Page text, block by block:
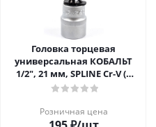
Головка торцевая
универсальная КОБАЛЬТ
1/2", 21 мм, SPLINE Cr-V (1
шт.) подвес
Розничная цена